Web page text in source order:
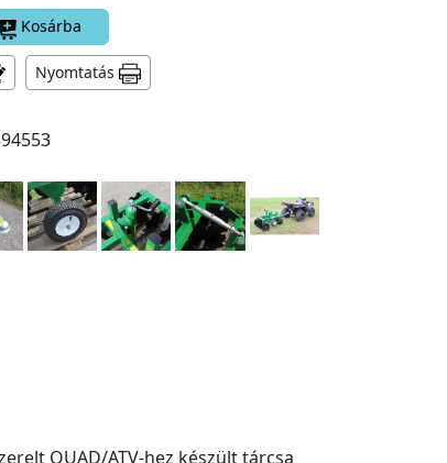
Kosárba
Nyomtatás
QUAD/ATV-hez készült tárcsa